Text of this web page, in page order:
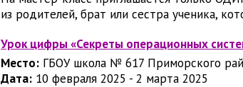
из родителей, брат или сестра ученика,
Урок цифры «Секреты операционных
Место: ГБОУ школа № 617 Приморского
Дата: 10 февраля 2025 - 2 марта 2025